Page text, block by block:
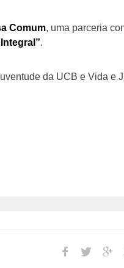
Comum, uma parceria
.
da UCB e Vida e